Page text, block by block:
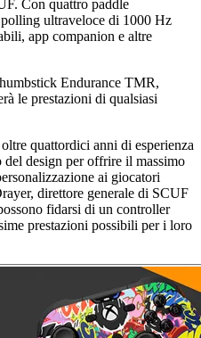
Con quattro paddle
ultraveloce di 1000 Hz
app companion e altre
Endurance TMR,
le prestazioni di qualsiasi
quattordici anni di esperienza
design per offrire il massimo
ai giocatori
direttore generale di SCUF
fidarsi di un controller
prestazioni possibili per i loro